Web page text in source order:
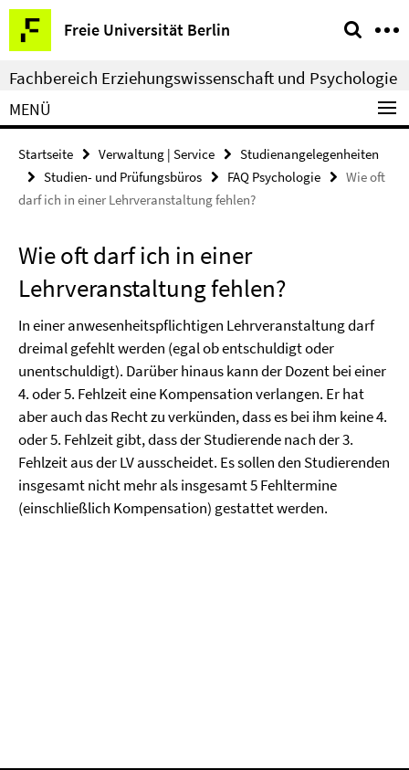
Springe
direkt
zu
Inhalt
Freie Universität Berlin
Service-
Navigation
Fachbereich Erziehungswissenschaft und Psychologie
MENÜ
Startseite Verwaltung | Service
Studienangelegenheiten
Studien- und Prüfungsbüros
FAQ Psychologie
Wie oft
darf ich in einer Lehrveranstaltung fehlen?
Wie oft darf ich in einer
Lehrveranstaltung fehlen?
In einer anwesenheitspflichtigen Lehrveranstaltung darf
dreimal gefehlt werden (egal ob entschuldigt oder
unentschuldigt). Darüber hinaus kann der Dozent bei einer
4. oder 5. Fehlzeit eine Kompensation verlangen. Er hat
aber auch das Recht zu verkünden, dass es bei ihm keine 4.
oder 5. Fehlzeit gibt, dass der Studierende nach der 3.
Fehlzeit aus der LV ausscheidet. Es sollen den Studierenden
insgesamt nicht mehr als insgesamt 5 Fehltermine
(einschließlich Kompensation) gestattet werden.